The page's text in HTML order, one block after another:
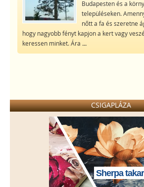
Budapesten és a
településeken.
nőtt a fa és szeretne
hogy nagyobb fényt kapjon a kert vagy
keressen minket. Ára ...
CSIGAPLÁZA
Sherpa